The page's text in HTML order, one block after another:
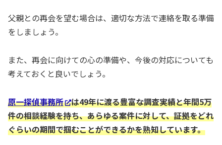
父親との再会を望む場合は、適切な方法で連絡を取る準備
をしましょう。
また、再会に向けての心の準備や、今後の対応についても
考えておくと良いでしょう。
原一探偵事務所
は49年に渡る豊富な調査実績と年間5万
件の相談経験を持ち、あらゆる案件に対して、証拠をどれ
ぐらいの期間で掴むことができるかを熟知しています。